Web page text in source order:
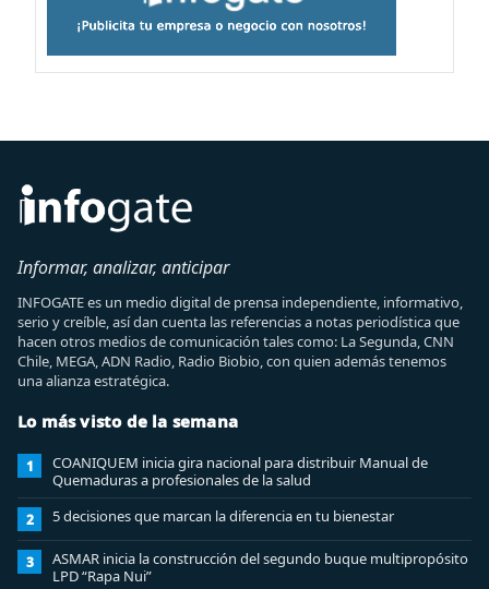
Informar, analizar, anticipar
INFOGATE es un medio digital de prensa independiente, informativo,
serio y creíble, así dan cuenta las referencias a notas periodística que
hacen otros medios de comunicación tales como: La Segunda, CNN
Chile, MEGA, ADN Radio, Radio Biobio, con quien además tenemos
una alianza estratégica.
Lo más visto de la semana
1
COANIQUEM inicia gira nacional para distribuir Manual de
Quemaduras a profesionales de la salud
2 5 decisiones que marcan la diferencia en tu bienestar
3
ASMAR inicia la construcción del segundo buque multipropósito
LPD “Rapa Nui”